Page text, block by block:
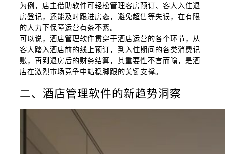
为例，店主借助软件可轻松管理客房预订、客人入住退
房登记，还能及时跟进房态，避免超售等失误，在有限
的人力下保障运营有条不紊。
可以说，酒店管理软件贯穿于酒店运营的各个环节，从
客人踏入酒店前的线上预订，到入住期间的各类消费记
账，再到退房后的财务结算，其重要性不言而喻，是酒
店在激烈市场竞争中站稳脚跟的关键支撑。
二、酒店管理软件的新趋势洞察